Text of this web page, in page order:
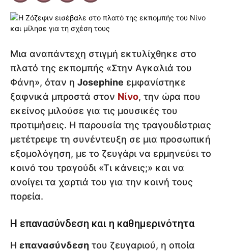
Μια αναπάντεχη στιγμή εκτυλίχθηκε στο
πλατό της εκπομπής «Στην Αγκαλιά του
Φάνη», όταν η Josephine εμφανίστηκε
ξαφνικά μπροστά στον Νίνο, την ώρα που
εκείνος μιλούσε για τις μουσικές του
προτιμήσεις. Η παρουσία της τραγουδίστριας
μετέτρεψε τη συνέντευξη σε μια προσωπική
εξομολόγηση, με το ζευγάρι να ερμηνεύει το
κοινό του τραγούδι «Τι κάνεις;» και να
ανοίγει τα χαρτιά του για την κοινή τους
πορεία.
Η επανασύνδεση και η καθημερινότητα
Η επανασύνδεση του ζευγαριού, η οποία